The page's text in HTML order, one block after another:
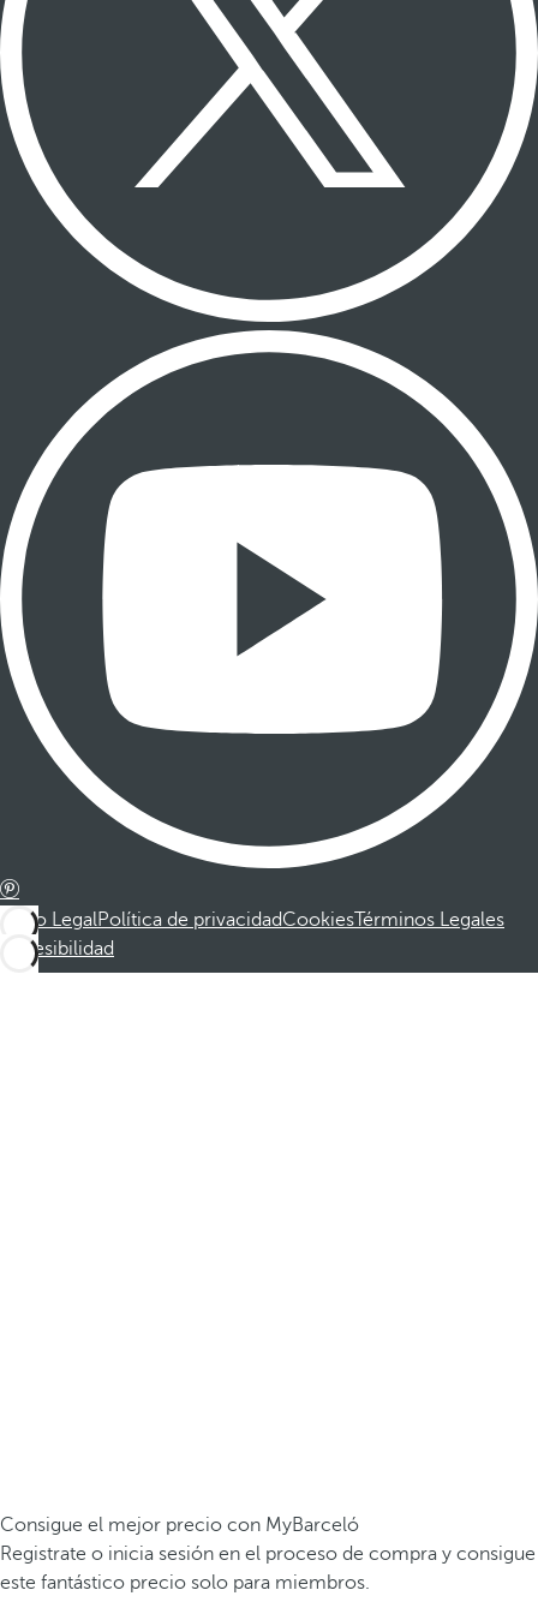
Aviso LegalPolítica de privacidadCookiesTérminos Legales
Accesibilidad
Consigue el mejor precio con MyBarceló
Registrate o inicia sesión en el proceso de compra y consigue
este fantástico precio solo para miembros.